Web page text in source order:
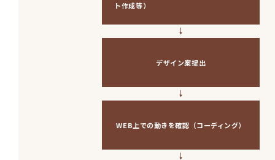
ト作成等）
デザイン案提出
WEB上での動きを確認（コーディング）